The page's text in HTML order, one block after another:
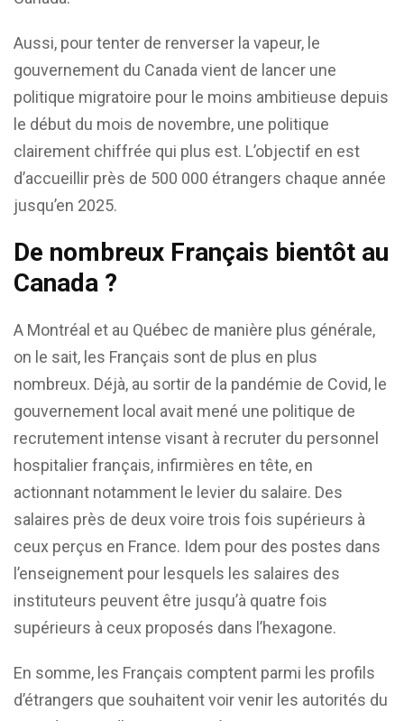
Aussi, pour tenter de renverser la vapeur, le
gouvernement du Canada vient de lancer une
politique migratoire pour le moins ambitieuse depuis
le début du mois de novembre, une politique
clairement chiffrée qui plus est. L’objectif en est
d’accueillir près de 500 000 étrangers chaque année
jusqu’en 2025.
De nombreux Français bientôt au
Canada ?
A Montréal et au Québec de manière plus générale,
on le sait, les Français sont de plus en plus
nombreux. Déjà, au sortir de la pandémie de Covid, le
gouvernement local avait mené une politique de
recrutement intense visant à recruter du personnel
hospitalier français, infirmières en tête, en
actionnant notamment le levier du salaire. Des
salaires près de deux voire trois fois supérieurs à
ceux perçus en France. Idem pour des postes dans
l’enseignement pour lesquels les salaires des
instituteurs peuvent être jusqu’à quatre fois
supérieurs à ceux proposés dans l’hexagone.
En somme, les Français comptent parmi les profils
d’étrangers que souhaitent voir venir les autorités du